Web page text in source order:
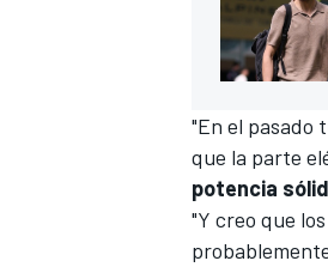
"En el pasado
que la parte
potencia
"Y creo que